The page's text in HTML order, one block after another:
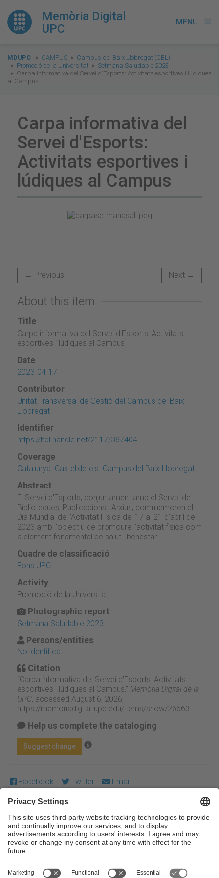
Memòria Digital
UPC
MENU menu
You
are
here:
MDUPC CAMPUS
Campus del Baix Llobregat (CBL)
Promoció de la Universitat
Setmana Saludable 2023
Carpa informativa del Servei d'Esports: Activitats esportives i lúdiques
al Campus
Carpa informativa del
Servei d'Esports:
Activitats esportives i
lúdiques al Campus
← Previous Next →
About this item
Title
Carpa informativa del Servei d'Esports: Activitats
esportives i lúdiques al Campus
Date
2023-04-17
Contributor
Unitat Transversal de Gestió del Campus del Baix
Llobregat
Identifier
https://hdl.handle.net/2117/387404
Coverage
Catalunya. Castelldefels. Campus del Baix Llobregat
Abstract
El Servei d'Esports, conjuntament amb el Servei de
Biblioteques, Publicacions i Arxius, commemoren el
Dia Mundial de l'Activitat Física del 17 al 21 d'abril de
2023 amb l'objectiu de promoure l'activitat física com
a element fonamental de salut i benestar
Quadre de classificació
Fons UPC
Activity
Promoció de la Universitat
Photographic report
Setmana Saludable 2023
Persons/entities
No identificat
Citation
“Carpa informativa del Servei d'Esports: Activitats
esportives i lúdiques al Campus,” Memòria Digital de la
UPC, accessed August 6, 2026,
https://memoriadigital.upc.edu/items/show/26663
Help us complete the cataloging
Suggest change
Facebook Twitter Email
Except where otherwise noted, content on this work is
licensed under a Creative Commons license:Attribution-
NonCommercial-NoDerivs 4.0 Generic